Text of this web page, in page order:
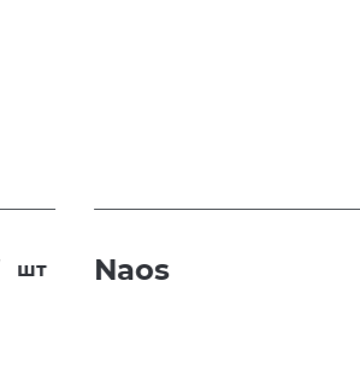
шт Naos